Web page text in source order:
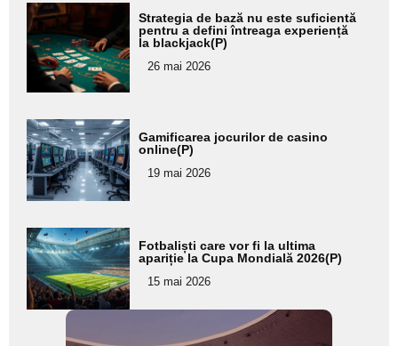
Adaugă
aici textul
pentru
subtitlu
Strategia de bază nu este suficientă
pentru a defini întreaga experiență
la blackjack(P)
26 mai 2026
Adaugă
aici textul
pentru
subtitlu
Gamificarea jocurilor de casino
online(P)
19 mai 2026
Adaugă
aici textul
pentru
subtitlu
Fotbaliști care vor fi la ultima
apariție la Cupa Mondială 2026(P)
15 mai 2026